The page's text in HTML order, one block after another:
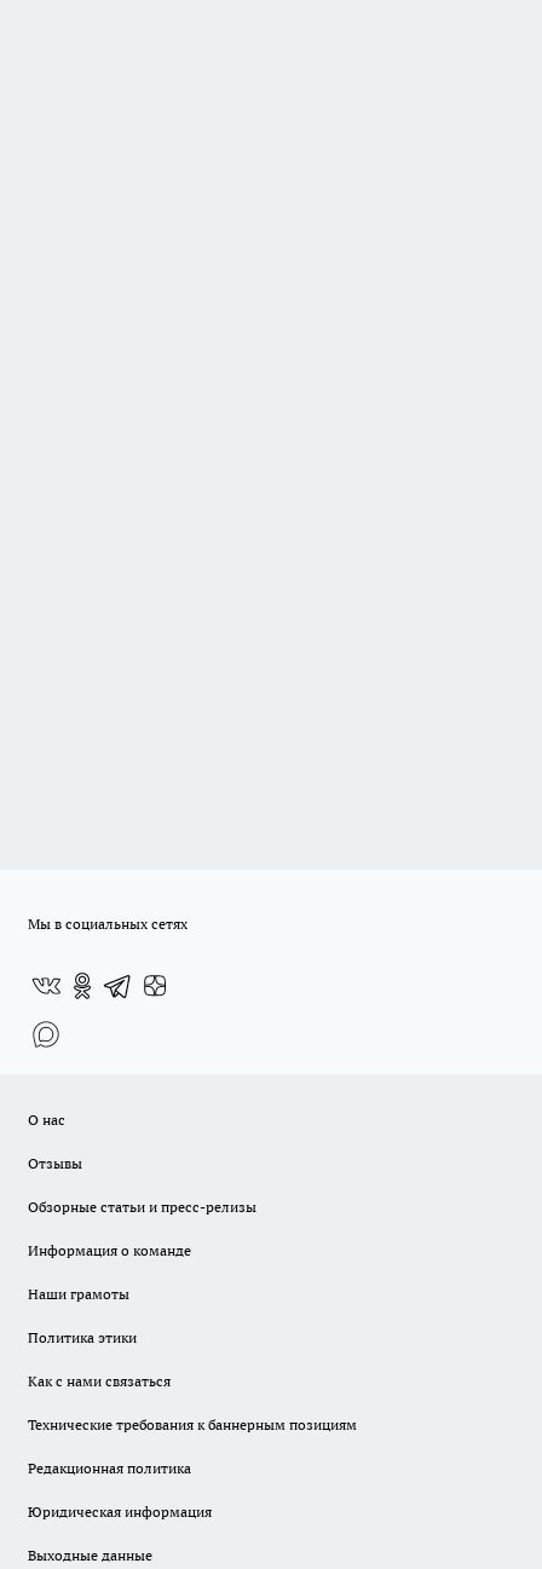
Мы в социальных сетях
О нас
Отзывы
Обзорные статьи и пресс-релизы
Информация о команде
Наши грамоты
Политика этики
Как с нами связаться
Технические требования к баннерным позициям
Редакционная политика
Юридическая информация
Выходные данные